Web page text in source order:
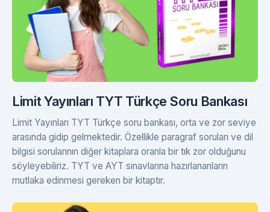
Limit Yayınları TYT Türkçe Soru Bankası
Limit Yayınları TYT Türkçe soru bankası, orta ve zor seviye
arasında gidip gelmektedir. Özellikle paragraf soruları ve dil
bilgisi sorularının diğer kitaplara oranla bir tık zor olduğunu
söyleyebiliriz. TYT ve AYT sınavlarına hazırlananların
mutlaka edinmesi gereken bir kitaptır.